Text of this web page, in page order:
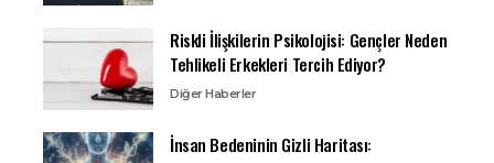
Riskli İlişkilerin Psikolojisi: Gençler Neden
Tehlikeli Erkekleri Tercih Ediyor?
Diğer Haberler
İnsan Bedeninin Gizli Haritası: